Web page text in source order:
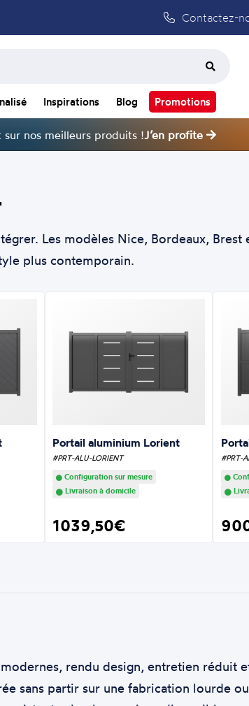
Contactez-
Inspirations Blog Promotions
nos meilleurs produits !J’en profite
Les modèles Nice, Bordeaux, Brest
plus contemporain.
Portail aluminium Lorient
#PRT-ALU-LORIENT
Configuration sur mesure
Livraison à domicile
1039,50€
#PRT-
rendu design, entretien réduit
sans partir sur une fabrication lourde